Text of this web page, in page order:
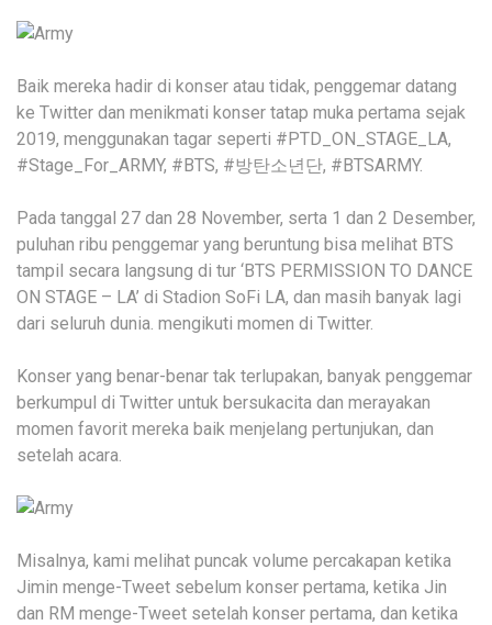
Baik mereka hadir di konser atau tidak, penggemar datang
ke Twitter dan menikmati konser tatap muka pertama sejak
2019, menggunakan tagar seperti #PTD_ON_STAGE_LA,
#Stage_For_ARMY, #BTS, #방탄소년단, #BTSARMY.
Pada tanggal 27 dan 28 November, serta 1 dan 2 Desember,
puluhan ribu penggemar yang beruntung bisa melihat BTS
tampil secara langsung di tur ‘BTS PERMISSION TO DANCE
ON STAGE – LA’ di Stadion SoFi LA, dan masih banyak lagi
dari seluruh dunia. mengikuti momen di Twitter.
Konser yang benar-benar tak terlupakan, banyak penggemar
berkumpul di Twitter untuk bersukacita dan merayakan
momen favorit mereka baik menjelang pertunjukan, dan
setelah acara.
Misalnya, kami melihat puncak volume percakapan ketika
Jimin menge-Tweet sebelum konser pertama, ketika Jin
dan RM menge-Tweet setelah konser pertama, dan ketika